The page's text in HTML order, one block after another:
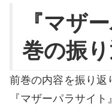
『マザ
巻の振
前巻の内容を振り返
『マザーパラサイ